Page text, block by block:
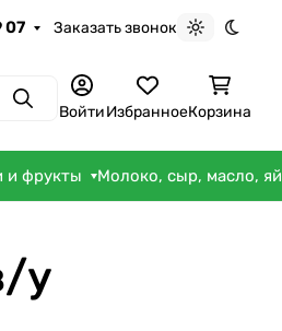
07 Заказать звонок
Светлая
ПоискВойтиИзбранноеКорзина
и фрукты Молоко, сыр, масло,
у